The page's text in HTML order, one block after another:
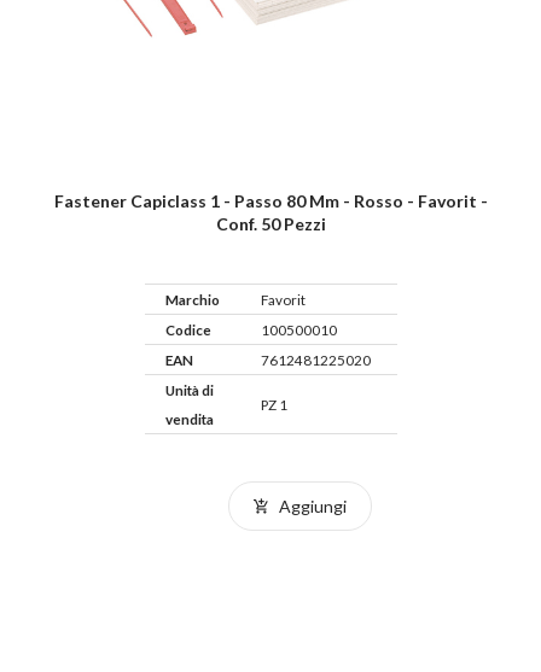
Fastener Capiclass 1 - Passo 80 Mm - Rosso - Favorit -
Conf. 50 Pezzi
Marchio
Favorit
Codice
100500010
EAN
7612481225020
Unità di
vendita
PZ 1
Aggiungi